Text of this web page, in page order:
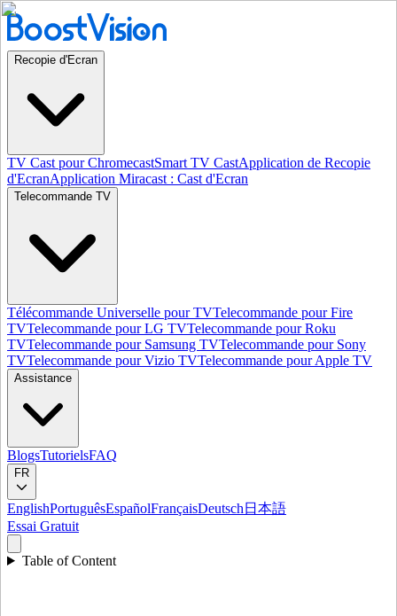
Recopie d'Ecran
TV Cast pour ChromecastSmart TV CastApplication de Recopie
d'EcranApplication Miracast : Cast d'Ecran
Telecommande TV
Télécommande Universelle pour TVTelecommande pour Fire
TVTelecommande pour LG TVTelecommande pour Roku
TVTelecommande pour Samsung TVTelecommande pour Sony
TVTelecommande pour Vizio TVTelecommande pour Apple TV
Assistance
BlogsTutorielsFAQ
FR
EnglishPortuguêsEspañolFrançaisDeutsch 日本語
Essai Gratuit
Table of Content